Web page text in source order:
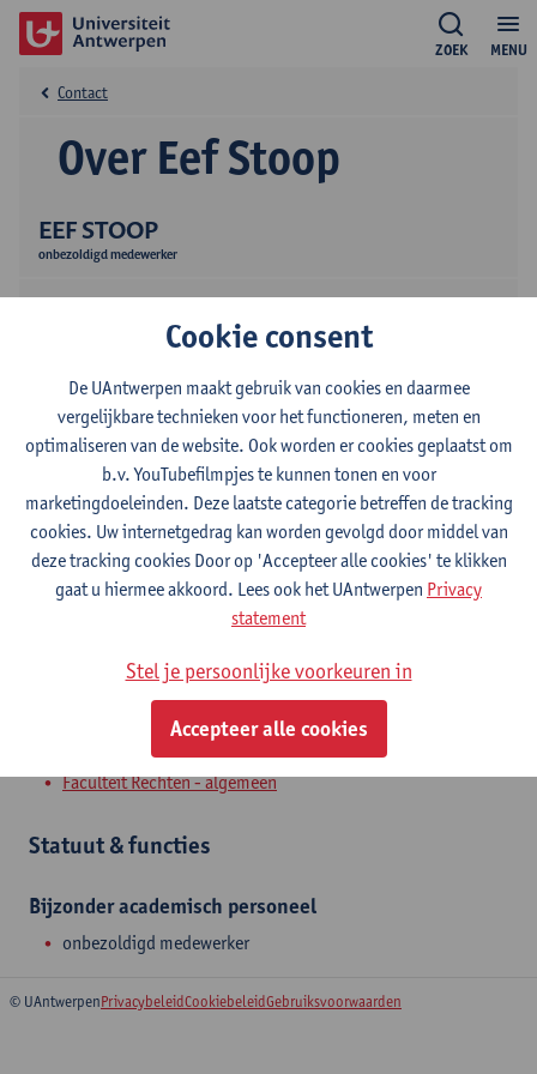
MENU
ZOEK
EEF STOOP
onbezoldigd medewerker
Over Eef Stoop
Contact
Contact
Stadscampus
Toon e-mailadres
Venusstraat 23
Faculteit Rechten - algemeen
Statuut & functies
Bijzonder academisch personeel
onbezoldigd medewerker
© UAntwerpenPrivacybeleidCookiebeleidGebruiksvoorwaarden
Cookie consent
De UAntwerpen maakt gebruik van cookies en daarmee
vergelijkbare technieken voor het functioneren, meten en
optimaliseren van de website. Ook worden er cookies geplaatst om
b.v. YouTubefilmpjes te kunnen tonen en voor
marketingdoeleinden. Deze laatste categorie betreffen de tracking
cookies. Uw internetgedrag kan worden gevolgd door middel van
deze tracking cookies Door op 'Accepteer alle cookies' te klikken
gaat u hiermee akkoord. Lees ook het UAntwerpen Privacy
statement
Stel je persoonlijke voorkeuren in
Accepteer alle cookies